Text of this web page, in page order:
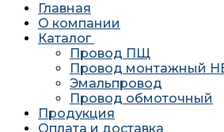
Главная
О компании
Каталог
Провод ПЩ
Провод монтажный
Эмальпровод
Провод обмоточный
Продукция
Оплата и доставка